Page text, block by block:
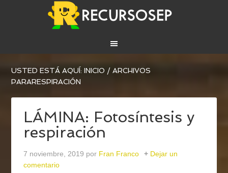
USTED ESTÁ AQUÍ:INICIO / ARCHIVOS
PARARESPIRACIÓN
LÁMINA: Fotosíntesis y
respiración
7 noviembre, 2019 por Fran Franco
Dejar un
comentario